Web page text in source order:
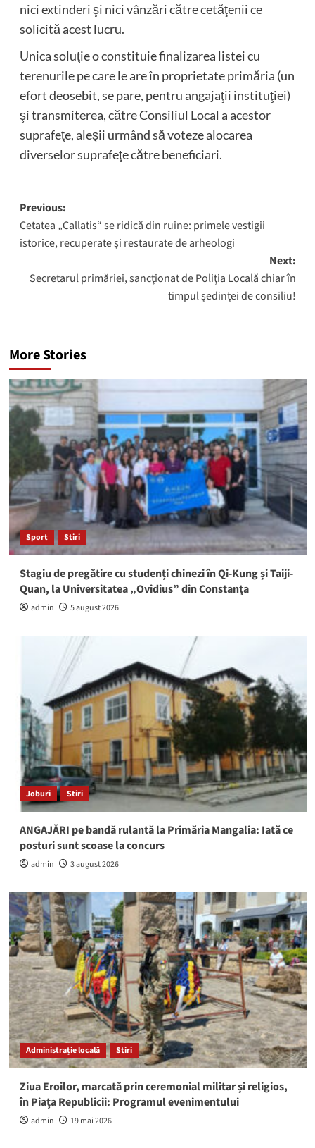
nici extinderi şi nici vânzări către cetăţenii ce
solicită acest lucru.
Unica soluţie o constituie finalizarea listei cu
terenurile pe care le are în proprietate primăria (un
efort deosebit, se pare, pentru angajaţii instituţiei)
şi transmiterea, către Consiliul Local a acestor
suprafeţe, aleşii urmând să voteze alocarea
diverselor suprafeţe către beneficiari.
Post
navigation
Previous:
Cetatea „Callatis“ se ridică din ruine: primele vestigii
istorice, recuperate şi restaurate de arheologi
Next:
Secretarul primăriei, sancţionat de Poliţia Locală chiar în
timpul şedinţei de consiliu!
More Stories
Sport Stiri
Stagiu de pregătire cu studenți chinezi în Qi-Kung și Taiji-
Quan, la Universitatea „Ovidius” din Constanța
admin 5 august 2026
Joburi Stiri
ANGAJĂRI pe bandă rulantă la Primăria Mangalia: Iată ce
posturi sunt scoase la concurs
admin 3 august 2026
Administrație locală Stiri
Ziua Eroilor, marcată prin ceremonial militar și religios,
în Piața Republicii: Programul evenimentului
admin 19 mai 2026